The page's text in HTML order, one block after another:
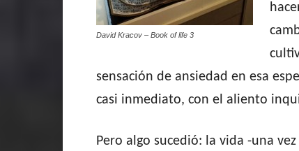
David Kracov – Book of life 3
sensación de ansiedad en esa
casi inmediato, con el aliento
Pero algo sucedió: la vida -una